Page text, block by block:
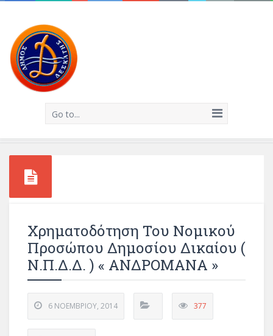
Go to...
Χρηματοδότηση Του Νομικού
Προσώπου Δημοσίου Δικαίου (
Ν.Π.Δ.Δ. ) « ΑΝΔΡΟΜΑΝΑ »
6 ΝΟΕΜΒΡΊΟΥ, 2014 377